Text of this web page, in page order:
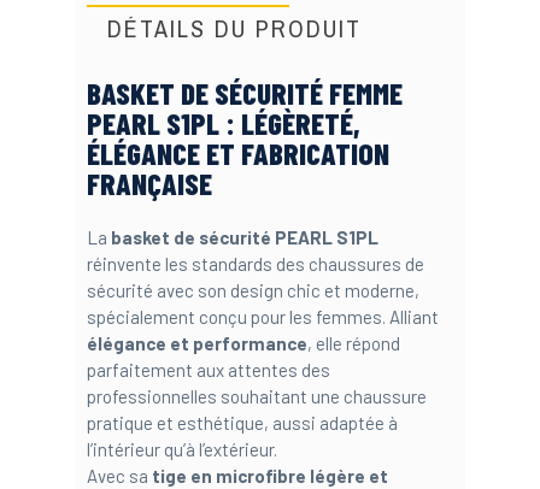
DÉTAILS DU PRODUIT
BASKET DE SÉCURITÉ FEMME
PEARL S1PL : LÉGÈRETÉ,
ÉLÉGANCE ET FABRICATION
FRANÇAISE
La basket de sécurité PEARL S1PL
réinvente les standards des chaussures de
sécurité avec son design chic et moderne,
spécialement conçu pour les femmes. Alliant
élégance et performance, elle répond
parfaitement aux attentes des
professionnelles souhaitant une chaussure
pratique et esthétique, aussi adaptée à
l’intérieur qu’à l’extérieur.
Avec sa tige en microfibre légère et